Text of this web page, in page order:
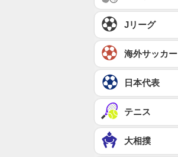
Jリーグ
海外サッカー
日本代表
テニス
大相撲